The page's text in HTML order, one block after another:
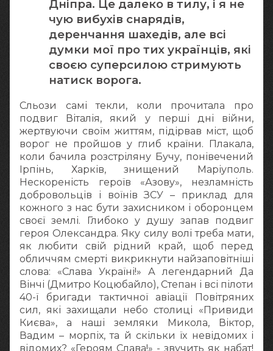
Дніпра. Це далеко в тилу, і я не
чую вибухів снарядів,
деренчання шахедів, але всі
думки мої про тих українців, які
своєю суперсилою стримують
натиск ворога.
Сльози самі текли, коли прочитала про
подвиг Віталія, який у перші дні війни,
жертвуючи своїм життям, підірвав міст, щоб
ворог не пройшов у глиб країни. Плакала,
коли бачила розстріляну Бучу, понівечений
Ірпінь, Харків, знищений Маріуполь.
Нескореність героїв «Азову», незламність
добровольців і воїнів ЗСУ – приклад для
кожного з нас бути захисником і оборонцем
своєї землі. Глибоко у душу запав подвиг
героя Олександра. Яку силу волі треба мати,
як любити свій рідний край, щоб перед
обличчям смерті викрикнути найзаповітніші
слова: «Слава Україні!» А легендарний Да
Вінчі (Дмитро Коцюбайло), Степан і всі пілоти
40-ї бригади тактичної авіації Повітряних
сил, які захищали небо столиці «Привиди
Києва», а наші земляки Микола, Віктор,
Вадим – морпіх, та й скільки їх невідомих і
відомих? «Героям Слава!» - звучить як набат!